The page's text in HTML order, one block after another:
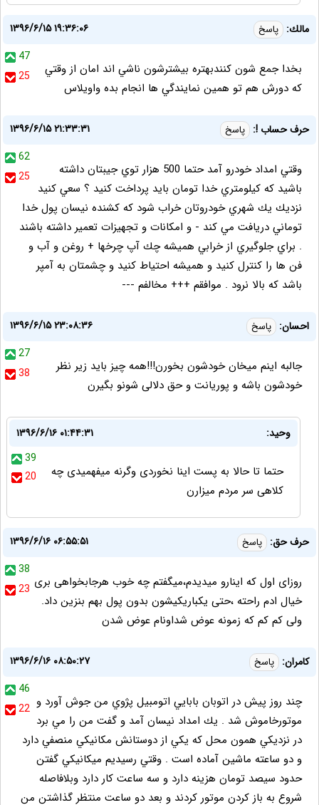
مالك: پاسخ
۱۳۹۶/۶/۱۵ ۱۹:۳۶:۰۶
47
25
بخدا جمع شون كنندبهتره بيشترشون ناشي اند امان از وقتي
كه دورش هم تو همين نمايندگي ها انجام بده واويلاس
حرف حساب !: پاسخ
۱۳۹۶/۶/۱۵ ۲۱:۳۳:۳۱
62
25
وقتي امداد خودرو آمد حتما 500 هزار توي جيبتان داشته
باشيد كه كيلومتري خدا تومان بايد پرداخت كنيد ؟ سعي كنيد
نزديك يك شهري خودروتان خراب شود كه كشنده نيسان پول خدا
توماني دريافت مي كند - و امكانات و تجهيزات تعمير داشته باشند
. براي جلوگيري از خرابي هميشه چك آپ چرخها + روغن و آب و
فن ها را كنترل كنيد و هميشه احتياط كنيد و چشمتان به آمپر
باشد كه بالا نرود . موافقم +++ مخالفم ---
احسان: پاسخ
۱۳۹۶/۶/۱۵ ۲۳:۰۸:۳۶
27
38
جالبه اینم میخان خودشون بخورن!!!همه چیز باید زیر نظر
خودشون باشه و پوریانت و حق دلالی شونو بگیرن
وحید:
۱۳۹۶/۶/۱۶ ۰۱:۴۴:۳۱
39
20
حتما تا حالا به پست اینا نخوردی وگرنه میفهمیدی چه
کلاهی سر مردم میزارن
حرف حق: پاسخ
۱۳۹۶/۶/۱۶ ۰۶:۵۵:۵۱
38
23 روزاى اول كه اينارو ميديدم،ميگفتم چه خوب هرجابخواهى برى
خيال ادم راحته ،حتى يكباريكيشون بدون پول بهم بنزين داد.
ولى كم كم كه زمونه عوض شداونام عوض شدن
كامران: پاسخ
۱۳۹۶/۶/۱۶ ۰۸:۵۰:۲۷
46
22 چند روز پيش در اتوبان بابايي اتومبيل پژوي من جوش آورد و
موتورخاموش شد . يك امداد نيسان آمد و گفت من را مي برد
در نزديكي همون محل كه يكي از دوستانش مكانيكي منصفي دارد
و دو ساعته ماشين آماده است . وقتي رسيديم ميكانيكي گفتن
حدود سيصد تومان هزينه دارد و سه ساعت كار دارد وبلافاصله
شروع به باز كردن موتور كردند و بعد دو ساعت منتظر گذاشتن من